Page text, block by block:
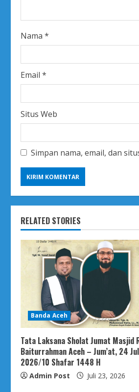
i
n
g
Nama *
Email *
Situs Web
Simpan nama, email, dan
RELATED STORIES
Banda Aceh
Tata Laksana Sholat Jumat Masjid
Baiturrahman Aceh – Jum’at, 24
2026/10 Shafar 1448 H
Admin Post Juli 23, 2026